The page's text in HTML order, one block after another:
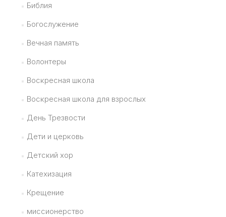
Библия
Богослужение
Вечная память
Волонтеры
Воскресная школа
Воскресная школа для взрослых
День Трезвости
Дети и церковь
Детский хор
Катехизация
Крещение
миссионерство